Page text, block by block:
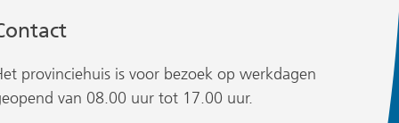
website)website)
provinciehuis is voor bezoek op werkdagen
van 08.00 uur tot 17.00 uur.